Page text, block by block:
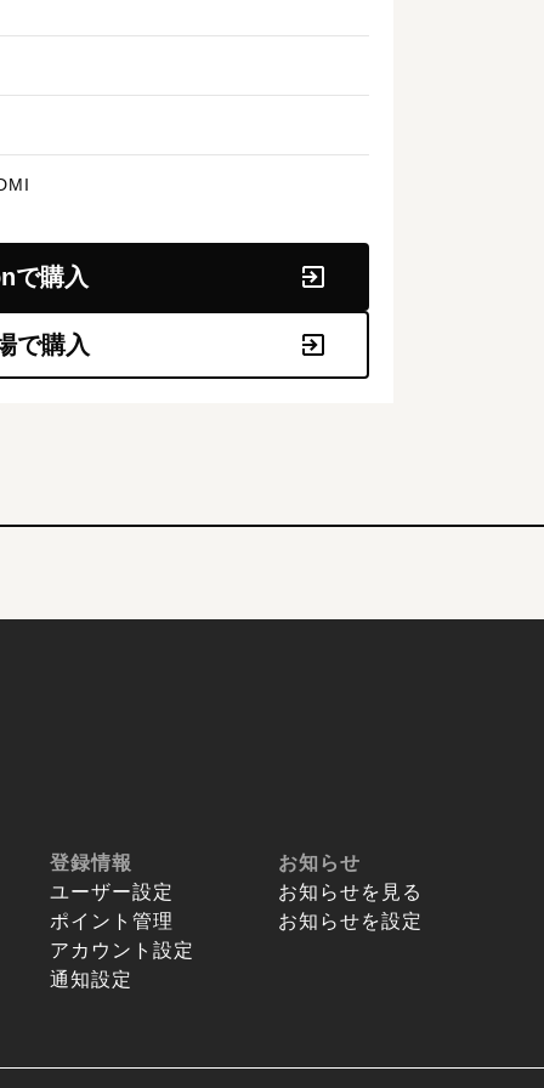
で購入
で購入
登録情報
ユーザー設定
ポイント管理
アカウント設定
通知設定
お知らせ
お知らせを見る
お知らせを設定